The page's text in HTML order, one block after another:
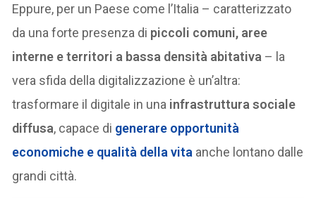
Eppure, per un Paese come l’Italia – caratterizzato
da una forte presenza di piccoli comuni, aree
interne e territori a bassa densità abitativa – la
vera sfida della digitalizzazione è un’altra:
trasformare il digitale in una infrastruttura sociale
diffusa, capace di generare opportunità
economiche e qualità della vita anche lontano dalle
grandi città.